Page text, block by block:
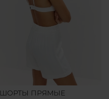
ШОРТЫ ПРЯМЫЕ